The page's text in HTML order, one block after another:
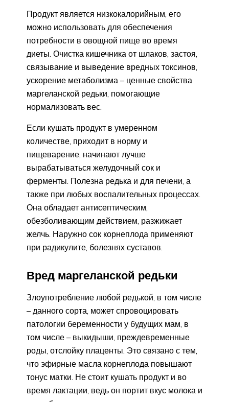
Продукт является низкокалорийным, его
можно использовать для обеспечения
потребности в овощной пище во время
диеты. Очистка кишечника от шлаков, застоя,
связывание и выведение вредных токсинов,
ускорение метаболизма – ценные свойства
маргеланской редьки, помогающие
нормализовать вес.
Если кушать продукт в умеренном
количестве, приходит в норму и
пищеварение, начинают лучше
вырабатываться желудочный сок и
ферменты. Полезна редька и для печени, а
также при любых воспалительных процессах.
Она обладает антисептическим,
обезболивающим действием, разжижает
желчь. Наружно сок корнеплода применяют
при радикулите, болезнях суставов.
Вред маргеланской редьки
Злоупотребление любой редькой, в том числе
– данного сорта, может спровоцировать
патологии беременности у будущих мам, в
том числе – выкидыши, преждевременные
роды, отслойку плаценты. Это связано с тем,
что эфирные масла корнеплода повышают
тонус матки. Не стоит кушать продукт и во
время лактации, ведь он портит вкус молока и